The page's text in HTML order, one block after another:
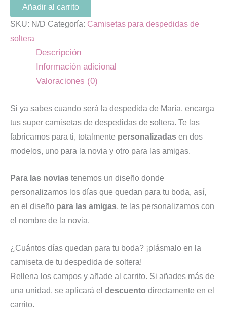
Añadir al carrito
SKU: N/D Categoría: Camisetas para despedidas de
soltera
Descripción
Información adicional
Valoraciones (0)
Si ya sabes cuando será la despedida de María, encarga
tus super camisetas de despedidas de soltera. Te las
fabricamos para ti, totalmente personalizadas en dos
modelos, uno para la novia y otro para las amigas.
Para las novias tenemos un diseño donde
personalizamos los días que quedan para tu boda, así,
en el diseño para las amigas, te las personalizamos con
el nombre de la novia.
¿Cuántos días quedan para tu boda? ¡plásmalo en la
camiseta de tu despedida de soltera!
Rellena los campos y añade al carrito. Si añades más de
una unidad, se aplicará el descuento directamente en el
carrito.